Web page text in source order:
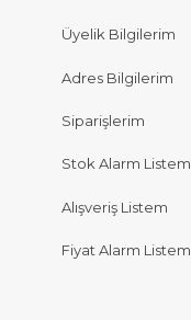
Üyelik Bilgilerim
Adres Bilgilerim
Siparişlerim
Stok Alarm Listem
Alışveriş Listem
Fiyat Alarm Listem